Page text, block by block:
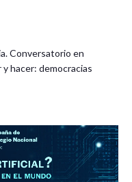
Conversatorio en
hacer: democracias